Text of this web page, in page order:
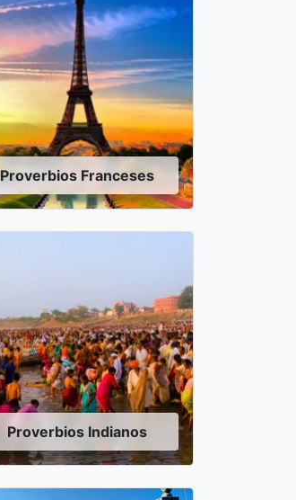
Proverbios Franceses
Proverbios Indianos